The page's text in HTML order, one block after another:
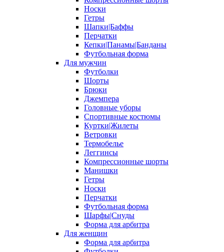
Носки
Гетры
Шапки|Баффы
Перчатки
Кепки|Панамы|Банданы
Футбольная форма
Для мужчин
Футболки
Шорты
Брюки
Джемпера
Головные уборы
Спортивные костюмы
Куртки|Жилеты
Ветровки
Термобелье
Леггинсы
Компрессионные шорты
Манишки
Гетры
Носки
Перчатки
Футбольная форма
Шарфы|Снуды
Форма для арбитра
Для женщин
Форма для арбитра